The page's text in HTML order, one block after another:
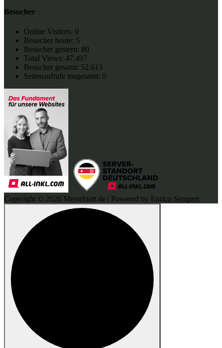
Besucher
Online Visitors: 0
Besucher heute: 5
Besucher gestern: 80
Total Views: 47.497
Besucher gesamt: 52.613
Seitenaufrufe insgesamt: 0
Copyright © 2026 Merseblatt.de | Powered by Enrico Sempert